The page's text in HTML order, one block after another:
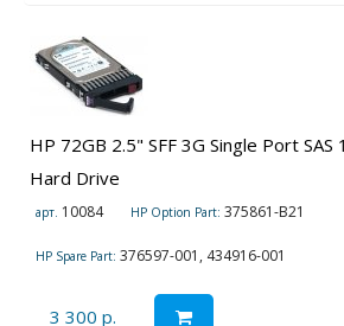
HP 72GB 2.5" SFF 3G Single Port
Hard Drive
арт. 10084 HP Option Part: 375861-B21
HP Spare Part: 376597-001, 434916-001
3 300 р.